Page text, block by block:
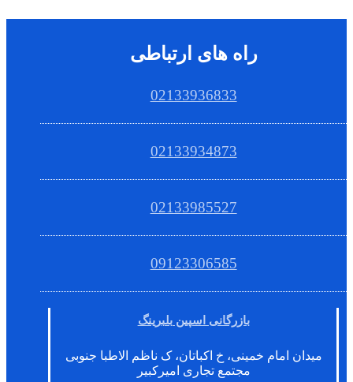
راه های ارتباطی
02133936833
02133934873
02133985527
09123306585
بازرگانی اسپین بلبرینگ
میدان امام خمینی، خ اکباتان، ک ناظم الاطبا جنوبی
مجتمع تجاری امیرکبیر